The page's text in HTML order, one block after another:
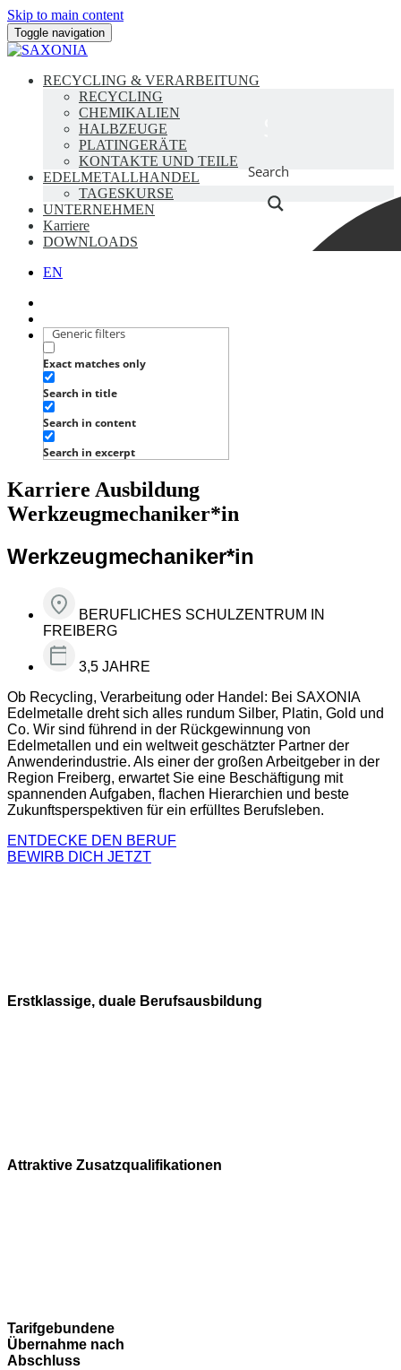
Skip to main content
Toggle navigation
RECYCLING & VERARBEITUNG
RECYCLING
CHEMIKALIEN
HALBZEUGE
PLATINGERÄTE
KONTAKTE UND TEILE
EDELMETALLHANDEL
TAGESKURSE
UNTERNEHMEN
Karriere
DOWNLOADS
EN
Search
Generic filters
Exact matches only
Search in title
Search in content
Search in excerpt
Karriere Ausbildung
Werkzeugmechaniker*in
Werkzeugmechaniker*in
BERUFLICHES SCHULZENTRUM IN
FREIBERG
3,5 JAHRE
Ob Recycling, Verarbeitung oder Handel: Bei SAXONIA
Edelmetalle dreht sich alles rundum Silber, Platin, Gold und
Co. Wir sind führend in der Rückgewinnung von
Edelmetallen und ein weltweit geschätzter Partner der
Anwenderindustrie. Als einer der großen Arbeitgeber in der
Region Freiberg, erwartet Sie eine Beschäftigung mit
spannenden Aufgaben, flachen Hierarchien und beste
Zukunftsperspektiven für ein erfülltes Berufsleben.
ENTDECKE DEN BERUF
BEWIRB DICH JETZT
Erstklassige, duale Berufsausbildung
Attraktive Zusatzqualifikationen
Tarifgebundene
Übernahme nach
Abschluss